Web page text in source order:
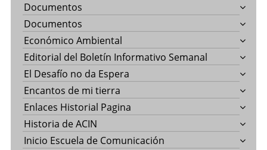
Documentos
Documentos
Económico Ambiental
Editorial del Boletín Informativo Semanal
El Desafío no da Espera
Encantos de mi tierra
Enlaces Historial Pagina
Historia de ACIN
Inicio Escuela de Comunicación